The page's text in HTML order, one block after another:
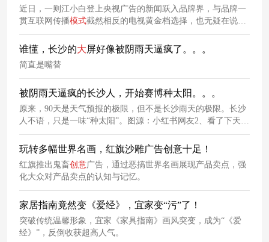
近日，一则江小白登上央视广告的新闻跃入品牌界，与品牌一
贯互联网传播模式截然相反的电视黄金档选择，也无疑在说明
江小白正逐步像传统白酒市场积极靠拢，年轻化与传统调性的
交融，恰巧成为了江小白的破局关键。
谁懂，长沙的大屏好像被阴雨天逼疯了。。。
简直是嘴替
被阴雨天逼疯的长沙人，开始赛博种太阳。。。
原来，90天是天气预报的极限，但不是长沙雨天的极限。长沙
人不语，只是一味“种太阳”。图源：小红书网友2、看了下天气
预报，怪不得都说长沙潮人多。想到现在的长沙人正在赛博种
太阳，主编有点怀疑90天后是不是就该大火收汁了......没招
了，要么被雨淋几个月，要么被太阳晒得要死，此时此刻心疼
一秒长沙的朋友们。
玩转多幅世界名画，红旗沙雕广告创意十足！
红旗推出鬼畜创意广告，通过恶搞世界名画展现产品卖点，强
化大众对产品卖点的认知与记忆。
家居指南竟然变《爱经》，宜家变“污”了！
突破传统温馨形象，宜家《家具指南》画风突变，成为“《爱
经》”，反倒收获超高人气。